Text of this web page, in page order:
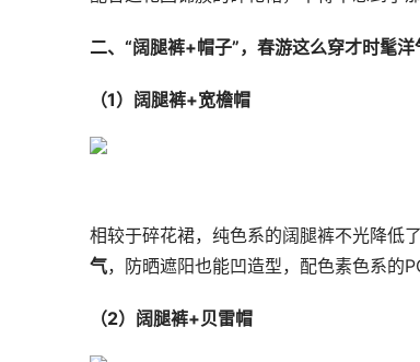
二、“阔腿裤+帽子”，春游这么穿才时髦洋
（1）阔腿裤+宽檐帽
相较于碎花裙，纯色系的阔腿裤不光降低
气，防晒遮阳也能凹造型，配色素色系的
（2）阔腿裤+贝雷帽